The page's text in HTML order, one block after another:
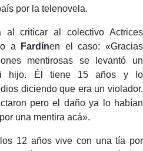
por la telenovela.
al criticar al colectivo Actrices
a
Fardínen el caso: «Gracias
mentirosas se levantó un
hijo. Él tiene 15 años y lo
diciendo que era un violador.
pero el daño ya lo habían
una mentira acá».
12 años vive con una tía por